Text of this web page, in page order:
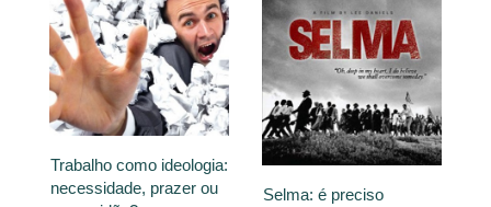
Trabalho como ideologia:
necessidade, prazer ou
Selma: é preciso